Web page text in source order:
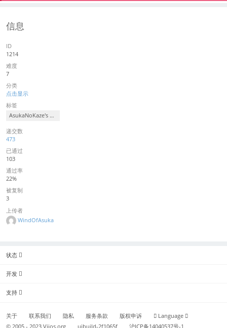
信息
ID
1214
难度
7
分类
点击显示
标签
AsukaNoKaze's Retiring Problems
递交数
473
已通过
103
通过率
22%
被复制
3
上传者
WindOfAsuka
状态
开发
支持
关于 联系我们 隐私 服务条款 版权申诉
Language
© 2005 - 2023Vijos.org uibuild-2f1065f 沪ICP备14040537号-1